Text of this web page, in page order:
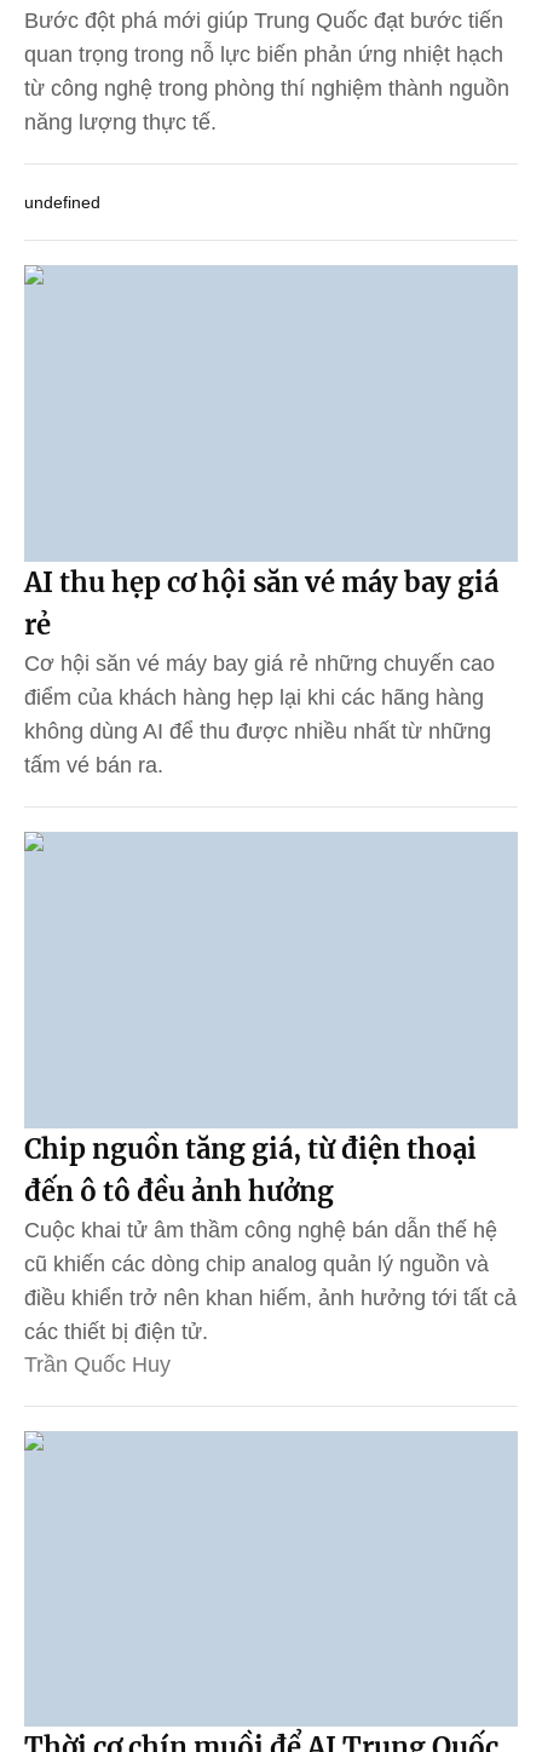
Bước đột phá mới giúp Trung Quốc đạt bước tiến
quan trọng trong nỗ lực biến phản ứng nhiệt hạch
từ công nghệ trong phòng thí nghiệm thành nguồn
năng lượng thực tế.
undefined
AI thu hẹp cơ hội săn vé máy bay giá
rẻ
Cơ hội săn vé máy bay giá rẻ những chuyến cao
điểm của khách hàng hẹp lại khi các hãng hàng
không dùng AI để thu được nhiều nhất từ những
tấm vé bán ra.
Chip nguồn tăng giá, từ điện thoại
đến ô tô đều ảnh hưởng
Cuộc khai tử âm thầm công nghệ bán dẫn thế hệ
cũ khiến các dòng chip analog quản lý nguồn và
điều khiển trở nên khan hiếm, ảnh hưởng tới tất cả
các thiết bị điện tử.
Trần Quốc Huy